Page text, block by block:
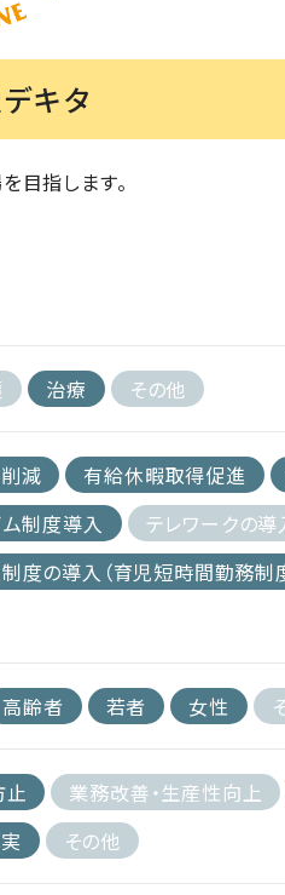
キタ
目指します。
治療 その他
減 有給休暇取得促進
ム制度導入
テレワークの導
度の導入（育児短時間勤務制度
高齢者 若者 女性
止 業務改善・生産性向上
その他